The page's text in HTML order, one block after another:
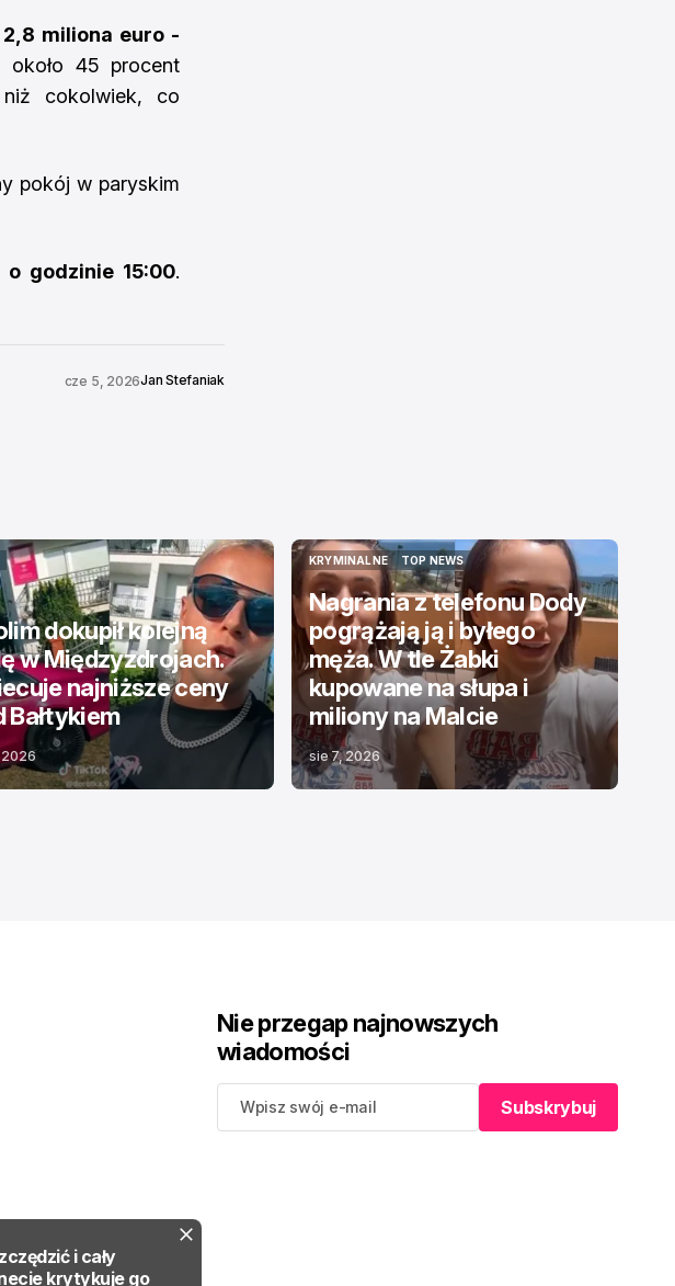
2,8 miliona euro -
około 45 procent
cokolwiek, co
pokój w paryskim
godzinie 15:00.
cze 5, 2026Jan Stefaniak
i cały
krytykuje go
dokupił kolejną
w Międzyzdrojach.
najniższe ceny
Bałtykiem
2026
KRYMINALNE
KRYMINALNE
TOP NEWS
TOP NEWS
Nagrania z telefonu Dody
pogrążają ją i byłego
męża. W tle Żabki
kupowane na słupa i
miliony na Malcie
sie 7, 2026
Nie przegap najnowszych
wiadomości
Subskrybuj
Subskrybuj